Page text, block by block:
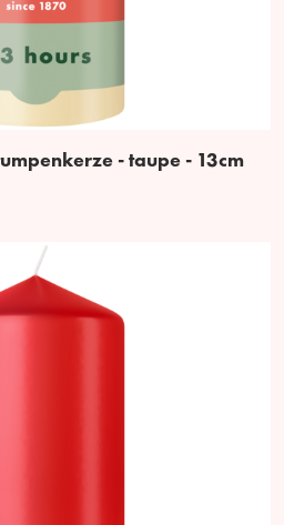
- taupe - 13cm